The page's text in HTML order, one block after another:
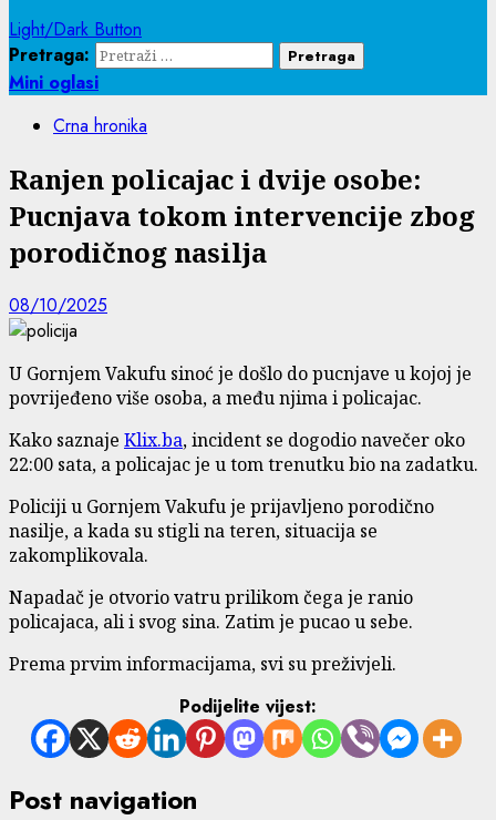
Light/Dark Button
Pretraga:
Mini oglasi
Crna hronika
Ranjen policajac i dvije osobe:
Pucnjava tokom intervencije zbog
porodičnog nasilja
08/10/2025
U Gornjem Vakufu sinoć je došlo do pucnjave u kojoj je
povrijeđeno više osoba, a među njima i policajac.
Kako saznaje Klix.ba, incident se dogodio navečer oko
22:00 sata, a policajac je u tom trenutku bio na zadatku.
Policiji u Gornjem Vakufu je prijavljeno porodično
nasilje, a kada su stigli na teren, situacija se
zakomplikovala.
Napadač je otvorio vatru prilikom čega je ranio
policajaca, ali i svog sina. Zatim je pucao u sebe.
Prema prvim informacijama, svi su preživjeli.
Podijelite vijest:
Post navigation